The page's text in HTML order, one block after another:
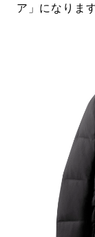
ア」になります